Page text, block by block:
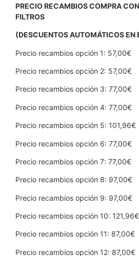
PRECIO RECAMBIOS COMPRA
FILTROS
(DESCUENTOS AUTOMÁTICOS EN
Precio recambios opción 1: 57,00€
Precio recambios opción 2: 57,00€
Precio recambios opción 3: 77,00€
Precio recambios opción 4: 77,00€
Precio recambios opción 5: 101,96€
Precio recambios opción 6: 77,00€
Precio recambios opción 7: 77,00€
Precio recambios opción 8: 97,00€
Precio recambios opción 9: 97,00€
Precio recambios opción 10: 121,96€
Precio recambios opción 11: 87,00€
Precio recambios opción 12: 87,00€